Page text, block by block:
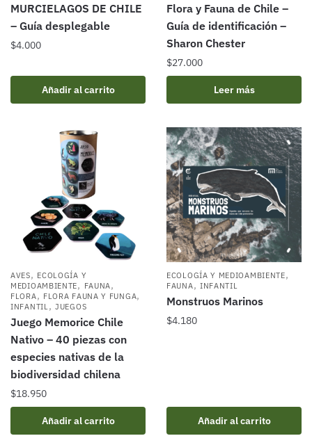
MURCIELAGOS DE CHILE
– Guía desplegable
$4.000
Añadir al carrito
Flora y Fauna de Chile –
Guía de identificación –
Sharon Chester
$27.000
Leer más
AVES, ECOLOGÍA Y
MEDIOAMBIENTE, FAUNA,
FLORA, FLORA FAUNA Y FUNGA,
INFANTIL ,JUEGOS
Juego Memorice Chile
Nativo – 40 piezas con
especies nativas de la
biodiversidad chilena
$18.950
Añadir al carrito
ECOLOGÍA Y MEDIOAMBIENTE,
FAUNA, INFANTIL
Monstruos Marinos
$4.180
Añadir al carrito